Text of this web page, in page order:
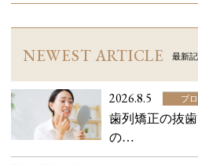
NEWEST ARTICLE 最新
2026.8.5 ブ
歯列矯正の抜
の…